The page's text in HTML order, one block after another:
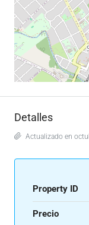
Detalles
Actualizado en
Property ID
Precio